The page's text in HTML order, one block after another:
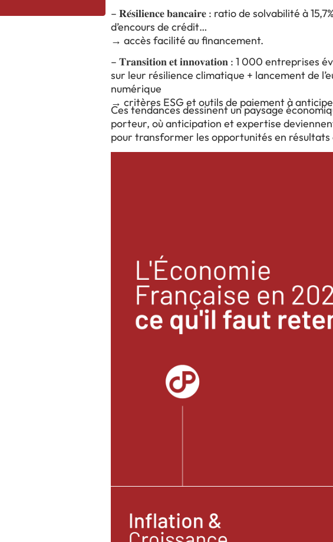
– 𝐑𝐞́𝐬𝐢𝐥𝐢𝐞𝐧𝐜𝐞 𝐛𝐚𝐧𝐜𝐚𝐢𝐫𝐞 : ratio de solvabilité à
d’encours de crédit
→ accès facilité au financement.
– 𝐓𝐫𝐚𝐧𝐬𝐢𝐭𝐢𝐨𝐧 𝐞𝐭 𝐢𝐧𝐧𝐨𝐯𝐚𝐭𝐢𝐨𝐧 : 1 000 entreprises
sur leur résilience climatique + lancement de
numérique
→ critères ESG et outils de paiement à
Ces tendances dessinent un paysage
porteur, où anticipation et expertise
pour transformer les opportunités en résultats